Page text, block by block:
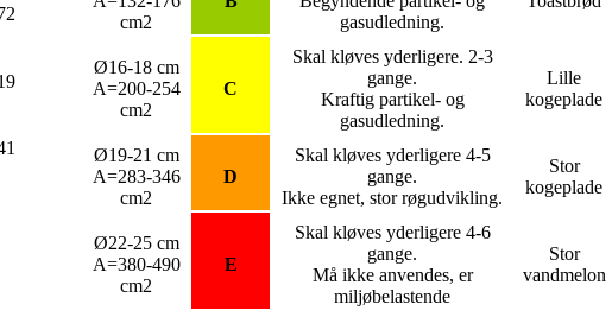
cm2
gasudledning.
Ø16-18 cm
A=200-254
cm2
C
Skal kløves yderligere. 2-3
gange.
Kraftig partikel- og
gasudledning.
Lille
kogeplade
Ø19-21 cm
A=283-346
cm2
D
Skal kløves yderligere 4-5
gange.
Ikke egnet, stor røgudvikling.
Stor
kogeplade
Ø22-25 cm
A=380-490
cm2
E
Skal kløves yderligere 4-6
gange.
Må ikke anvendes, er
miljøbelastende
Stor
vandmelon